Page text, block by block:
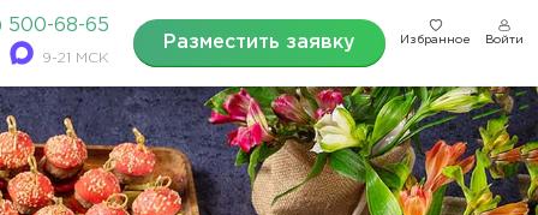
500-68-65
9-21 МСК
Разместить заявку Избранное Войти